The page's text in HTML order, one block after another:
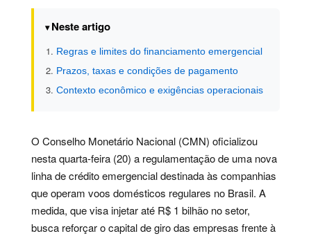
Neste artigo
Regras e limites do financiamento emergencial
Prazos, taxas e condições de pagamento
Contexto econômico e exigências operacionais
O Conselho Monetário Nacional (CMN) oficializou
nesta quarta-feira (20) a regulamentação de uma nova
linha de crédito emergencial destinada às companhias
que operam voos domésticos regulares no Brasil. A
medida, que visa injetar até R$ 1 bilhão no setor,
busca reforçar o capital de giro das empresas frente à